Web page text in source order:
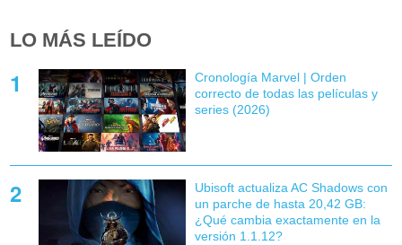
LO MÁS LEÍDO
Cronología Marvel | Orden
correcto de todas las películas y
series (2026)
Ubisoft actualiza AC Shadows con
un parche de hasta 20,42 GB:
¿Qué cambia exactamente en la
versión 1.1.12?